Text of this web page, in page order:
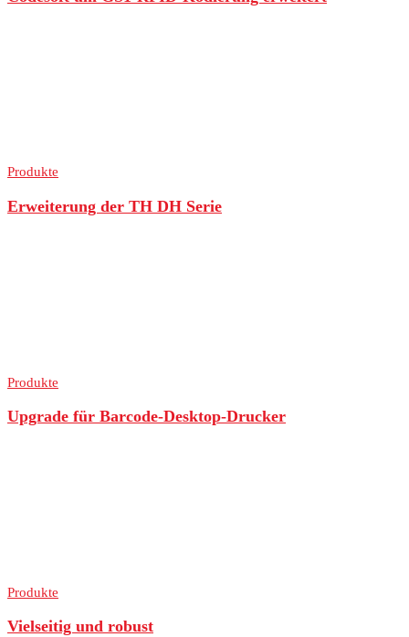
Produkte
Erweiterung der TH DH Serie
Produkte
Upgrade für Barcode-Desktop-Drucker
Produkte
Vielseitig und robust